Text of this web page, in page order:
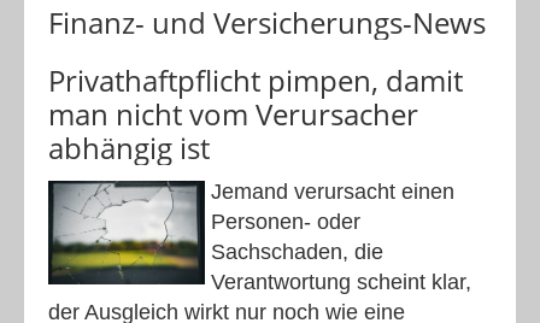
Finanz- und Versicherungs-News
Privathaftpflicht pimpen, damit
man nicht vom Verursacher
abhängig ist
Jemand verursacht einen
Personen- oder
Sachschaden, die
Verantwortung scheint klar,
der Ausgleich wirkt nur noch wie eine